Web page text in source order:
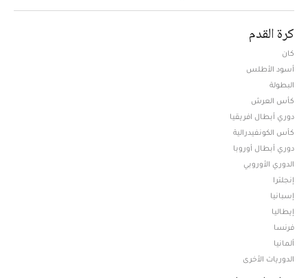
كرة القدم
كان
أسود الأطلس
البطولة
كأس العرش
دوري أبطال افريقيا
كأس الكونفيدرالية
دوري أبطال أوروبا
الدوري الأوروبي
إنجلترا
إسبانيا
إيطاليا
فرنسا
ألمانيا
الدوريات الأخرى